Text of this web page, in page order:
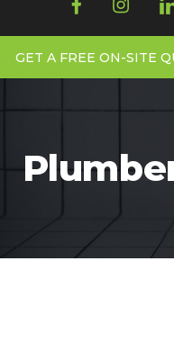
GET A FREE ON-SITE